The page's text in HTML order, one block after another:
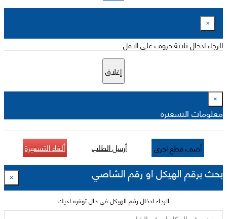
×
الرجاء ادخال ثلاثة حروف على الاقل
إغلاق
×
معلومات التسعيرة
أضف قطع اخرى أرسل الطلب ألغاء التسعيرة
بحث برقم الهيكل او رقم الشاصي ×
الرجاء ادخال رقم الهيكل في حال توفره لديك